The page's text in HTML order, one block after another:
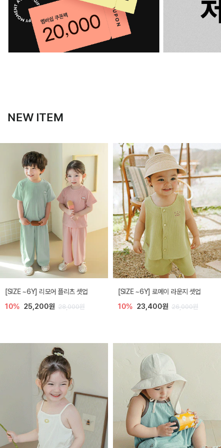
NEW ITEM
[SIZE ~6Y] 리모어 플리츠 셋업
10% 25,200원 28,000원
[SIZE ~6Y] 로메이 라운지 셋업
10% 23,400원 26,000원